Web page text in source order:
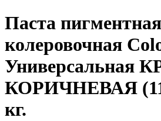
Паста пигментная
колеровочная
Универсальная
КОРИЧНЕВАЯ
кг.